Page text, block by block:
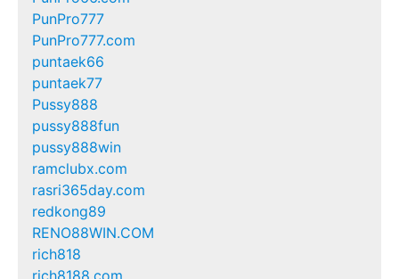
PunPro777
PunPro777.com
puntaek66
puntaek77
Pussy888
pussy888fun
pussy888win
ramclubx.com
rasri365day.com
redkong89
RENO88WIN.COM
rich818
rich8188.com